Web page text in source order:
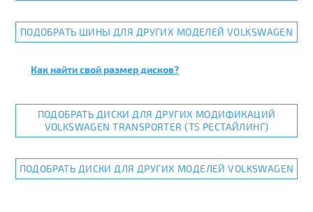
ПОДОБРАТЬ ШИНЫ ДЛЯ ДРУГИХ МОДЕЛЕЙ VOLKSWAGEN
Как найти свой размер дисков?
ПОДОБРАТЬ ДИСКИ ДЛЯ ДРУГИХ МОДИФИКАЦИЙ
VOLKSWAGEN TRANSPORTER (T5 РЕСТАЙЛИНГ)
ПОДОБРАТЬ ДИСКИ ДЛЯ ДРУГИХ МОДЕЛЕЙ VOLKSWAGEN